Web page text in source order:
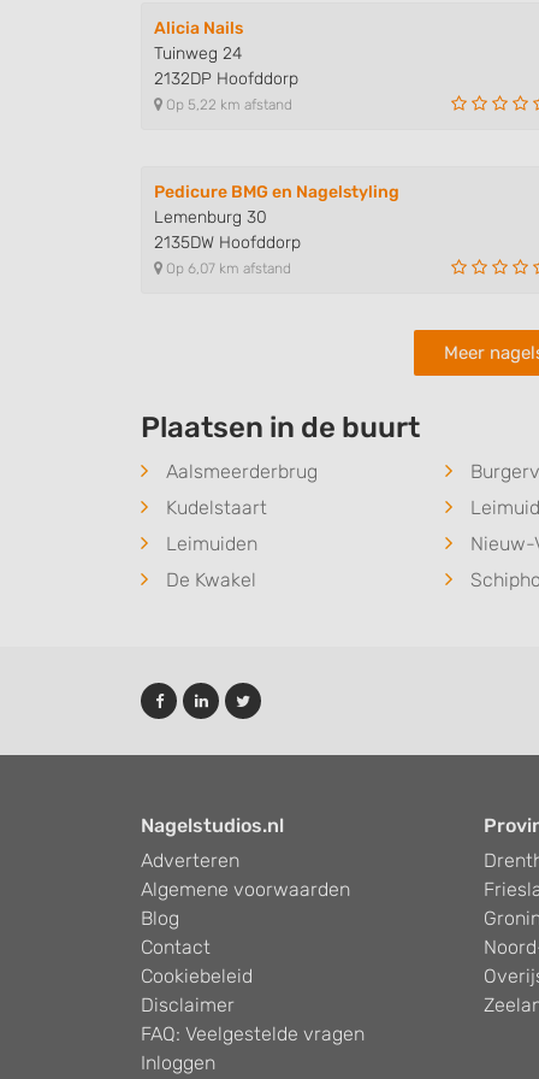
Alicia Nails
Tuinweg 24
2132DP Hoofddorp
Op 5,22 km afstand
Pedicure BMG en Nagelstyling
Lemenburg 30
2135DW Hoofddorp
Op 6,07 km afstand
Meer
Plaatsen in de buurt
Aalsmeerderbrug
Kudelstaart
Leimuiden
Nieuw-
De Kwakel
Nagelstudios.nl
Adverteren
Algemene voorwaarden
Blog
Contact
Cookiebeleid
Disclaimer
FAQ: Veelgestelde vragen
Inloggen
Use precise geolocation data
Identify devices based on information actively requested
Non-IAB processing purposes: